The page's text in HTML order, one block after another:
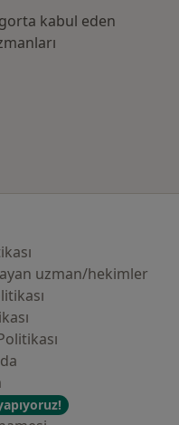
kabul eden
uzman/hekimler